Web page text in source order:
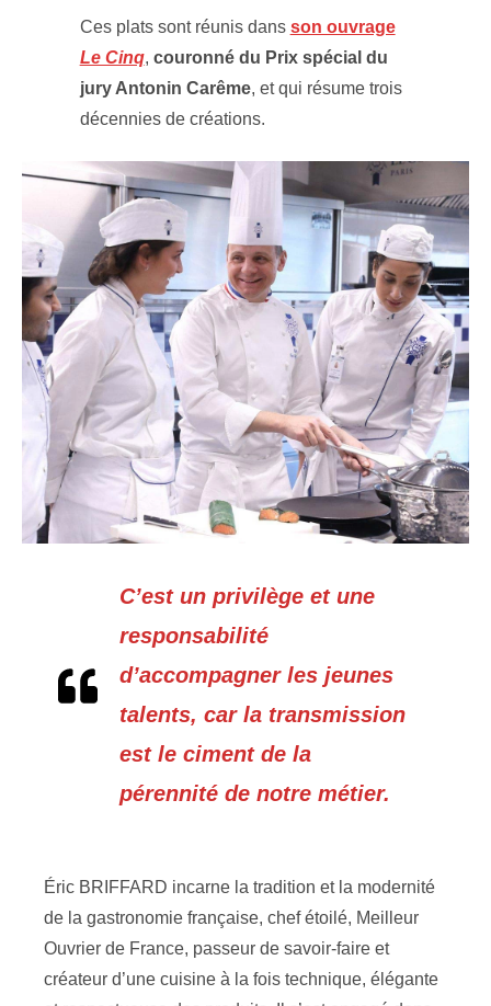
Ces plats sont réunis dans son ouvrage
Le Cinq, couronné du Prix spécial du
jury Antonin Carême, et qui résume trois
décennies de créations.
C’est un privilège et une
responsabilité
d’accompagner les jeunes
talents, car la transmission
est le ciment de la
pérennité de notre métier.
Éric BRIFFARD incarne la tradition et la modernité
de la gastronomie française, chef étoilé, Meilleur
Ouvrier de France, passeur de savoir-faire et
créateur d’une cuisine à la fois technique, élégante